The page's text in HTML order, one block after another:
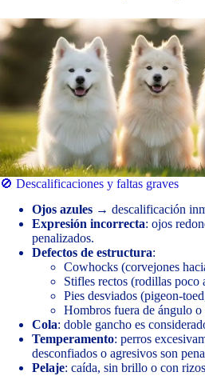
🚫 Descalificaciones y faltas graves
Ojos azules → descalificación
Expresión incorrecta: ojos
penalizados.
Defectos de estructura:
Cowhocks (corvejones
Stifles rectos (rodillas poco
Pies desviados (pigeon-
Hombros fuera de ángulo o
Cola: doble gancho es
Temperamento: perros
desconfiados o agresivos son
Pelaje: caída, sin brillo o con